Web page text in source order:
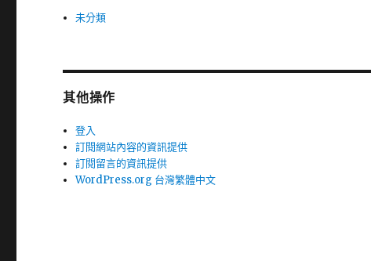
未分類
其他操作
登入
訂閱網站內容的資訊提供
訂閱留言的資訊提供
WordPress.org 台灣繁體中文